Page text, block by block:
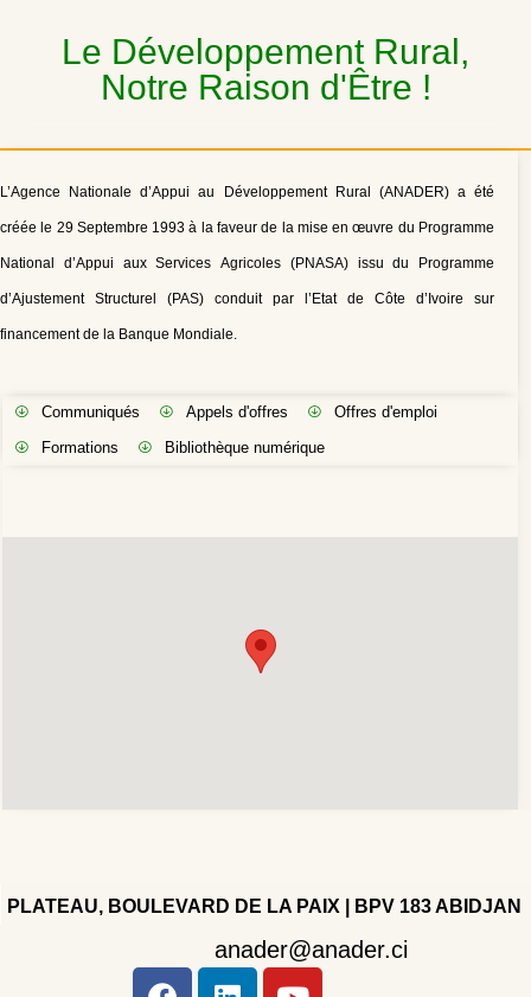
Le Développement Rural,
Notre Raison d'Être !
L’Agence Nationale d’Appui au Développement Rural (ANADER) a été
créée le 29 Septembre 1993 à la faveur de la mise en œuvre du Programme
National d’Appui aux Services Agricoles (PNASA) issu du Programme
d’Ajustement Structurel (PAS) conduit par l’Etat de Côte d’Ivoire sur
financement de la Banque Mondiale.
Communiqués Appels d'offres
Offres d'emploi
Formations
Bibliothèque numérique
PLATEAU, BOULEVARD DE LA PAIX | BPV 183 ABIDJAN
anader@anader.ci